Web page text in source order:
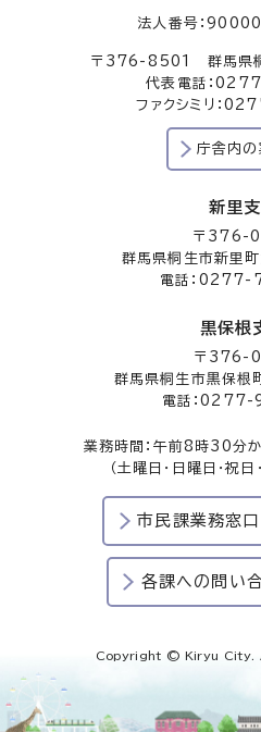
法人番号：
〒376-8501 群馬県桐
代表電話：
ファクシミリ：
庁舎内の
新里
〒376-
群馬県桐生市新里
電話：
黒保根
〒376-
群馬県桐生市黒保
電話：0277-
業務時間：午前8時30分
（土曜日・日曜日・祝
市民課業務窓
各課への問い
Copyright © Kiryu City.